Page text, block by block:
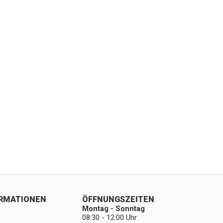
ÖFFNUNGSZEITEN
Montag - Sonntag
08:30 - 12:00 Uhr